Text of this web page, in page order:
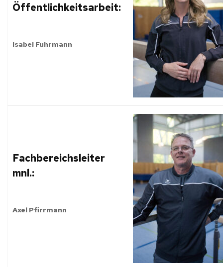
Öffentlichkeitsarbeit:
Isabel Fuhrmann
Fachbereichsleiter
mnl.:
Axel Pfirrmann